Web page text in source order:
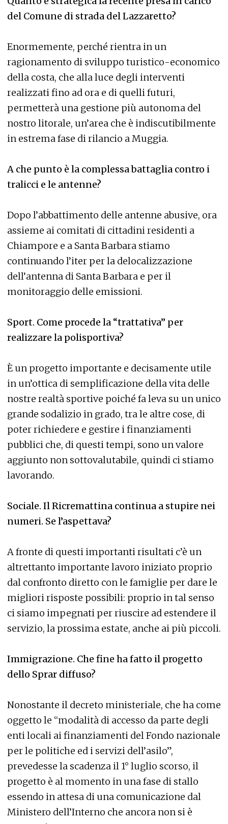
del Comune di strada del Lazzaretto?
Enormemente, perché rientra in un
ragionamento di sviluppo turistico-economico
della costa, che alla luce degli interventi
realizzati fino ad ora e di quelli futuri,
permetterà una gestione più autonoma del
nostro litorale, un’area che è indiscutibilmente
in estrema fase di rilancio a Muggia.
A che punto è la complessa battaglia contro i
tralicci e le antenne?
Dopo l’abbattimento delle antenne abusive, ora
assieme ai comitati di cittadini residenti a
Chiampore e a Santa Barbara stiamo
continuando l’iter per la delocalizzazione
dell’antenna di Santa Barbara e per il
monitoraggio delle emissioni.
Sport. Come procede la “trattativa” per
realizzare la polisportiva?
È un progetto importante e decisamente utile
in un’ottica di semplificazione della vita delle
nostre realtà sportive poiché fa leva su un unico
grande sodalizio in grado, tra le altre cose, di
poter richiedere e gestire i finanziamenti
pubblici che, di questi tempi, sono un valore
aggiunto non sottovalutabile, quindi ci stiamo
lavorando.
Sociale. Il Ricremattina continua a stupire nei
numeri. Se l’aspettava?
A fronte di questi importanti risultati c’è un
altrettanto importante lavoro iniziato proprio
dal confronto diretto con le famiglie per dare le
migliori risposte possibili: proprio in tal senso
ci siamo impegnati per riuscire ad estendere il
servizio, la prossima estate, anche ai più piccoli.
Immigrazione. Che fine ha fatto il progetto
dello Sprar diffuso?
Nonostante il decreto ministeriale, che ha come
oggetto le “modalità di accesso da parte degli
enti locali ai finanziamenti del Fondo nazionale
per le politiche ed i servizi dell’asilo”,
prevedesse la scadenza il 1° luglio scorso, il
progetto è al momento in una fase di stallo
essendo in attesa di una comunicazione dal
Ministero dell’Interno che ancora non si è